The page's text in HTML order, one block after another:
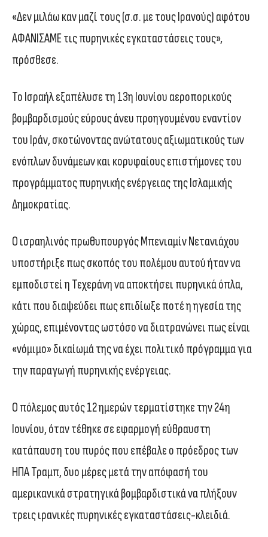
«Δεν μιλάω καν μαζί τους (σ.σ. με τους Ιρανούς) αφότου
ΑΦΑΝΙΣΑΜΕ τις πυρηνικές εγκαταστάσεις τους»,
πρόσθεσε.
Το Ισραήλ εξαπέλυσε τη 13η Ιουνίου αεροπορικούς
βομβαρδισμούς εύρους άνευ προηγουμένου εναντίον
του Ιράν, σκοτώνοντας ανώτατους αξιωματικούς των
ενόπλων δυνάμεων και κορυφαίους επιστήμονες του
προγράμματος πυρηνικής ενέργειας της Ισλαμικής
Δημοκρατίας.
Ο ισραηλινός πρωθυπουργός Μπενιαμίν Νετανιάχου
υποστήριξε πως σκοπός του πολέμου αυτού ήταν να
εμποδιστεί η Τεχεράνη να αποκτήσει πυρηνικά όπλα,
κάτι που διαψεύδει πως επιδίωξε ποτέ η ηγεσία της
χώρας, επιμένοντας ωστόσο να διατρανώνει πως είναι
«νόμιμο» δικαίωμά της να έχει πολιτικό πρόγραμμα για
την παραγωγή πυρηνικής ενέργειας.
Ο πόλεμος αυτός 12 ημερών τερματίστηκε την 24η
Ιουνίου, όταν τέθηκε σε εφαρμογή εύθραυστη
κατάπαυση του πυρός που επέβαλε ο πρόεδρος των
ΗΠΑ Τραμπ, δυο μέρες μετά την απόφασή του
αμερικανικά στρατηγικά βομβαρδιστικά να πλήξουν
τρεις ιρανικές πυρηνικές εγκαταστάσεις-κλειδιά.